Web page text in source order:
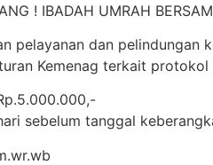
! IBADAH UMRAH
pelayanan dan pelindungan
Kemenag terkait
sebelum tanggal